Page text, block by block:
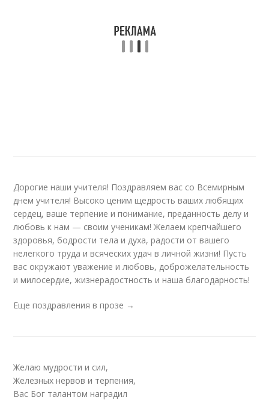
Дорогие наши учителя! Поздравляем вас со Всемирным
днем учителя! Высоко ценим щедрость ваших любящих
сердец, ваше терпение и понимание, преданность делу и
любовь к нам — своим ученикам! Желаем крепчайшего
здоровья, бодрости тела и духа, радости от вашего
нелегкого труда и всяческих удач в личной жизни! Пусть
вас окружают уважение и любовь, доброжелательность
и милосердие, жизнерадостность и наша благодарность!
Еще поздравления в прозе →
Желаю мудрости и сил,
Железных нервов и терпения,
Вас Бог талантом наградил